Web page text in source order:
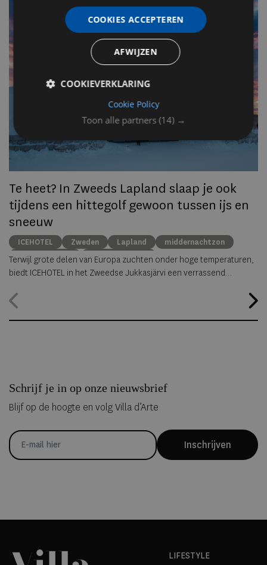
Te heet? In Zweeds Lapland slaap je ook
tijdens een hittegolf gewoon tussen ijs en
sneeuw
ICEHOTEL Zweden Lapland
middernachtzon
summer travel
Arctische reizen
Terwijl grote delen van Europa zuchten onder hoge temperaturen,
biedt ICEHOTEL in het Zweedse Jukkasjärvi een verrassend
hele jaar geopend, waardoor gasten zelfs midden in de zomer
Schrijf je in op onze nieuwsbrief
Blijf op de hoogte en volg Villa d’Arte
Inschrijven
LIFESTYLE
Toon alle partners (14) →
COOKIES ACCEPTEREN
AFWIJZEN
COOKIEVERKLARING
Cookie Policy